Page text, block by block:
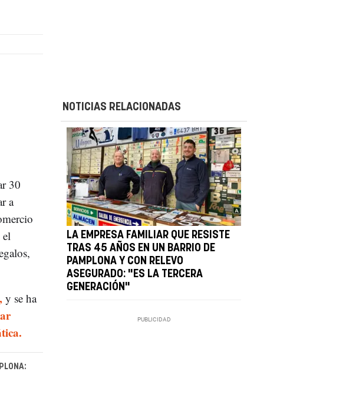
30
a
y se ha
NOTICIAS RELACIONADAS
LA EMPRESA FAMILIAR QUE RESISTE
TRAS 45 AÑOS EN UN BARRIO DE
PAMPLONA Y CON RELEVO
ASEGURADO: "ES LA TERCERA
GENERACIÓN"